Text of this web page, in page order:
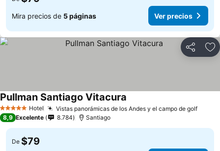
Mira precios de 5 páginas Ver precios
Compartir
5 Estrellas Hotel Vistas panorámicas de los Andes y el campo de golf
Pullman Santiago Vitacura
8,9 Excelente 8.784 Santiago
De $79